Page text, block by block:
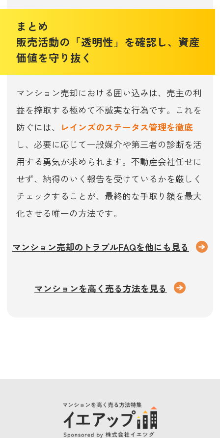
まとめ
販売活動の「透明性」を確認し、資産
価値を守り抜く
マンション売却における囲い込みは、売主の利
益を搾取する極めて不誠実な行為です。これを
防ぐには、 レインズのステータス管理を徹底
し、必要に応じて一般媒介や第三者の診断を活
用する勇気が求められます。不動産会社任せに
せず、納得のいく報告を受けているかを厳しく
チェックすることが、最終的な手取り額を最大
化させる唯一の方法です。
マンション売却のトラブルFAQを他にも見る
マンションを高く売る方法を見る